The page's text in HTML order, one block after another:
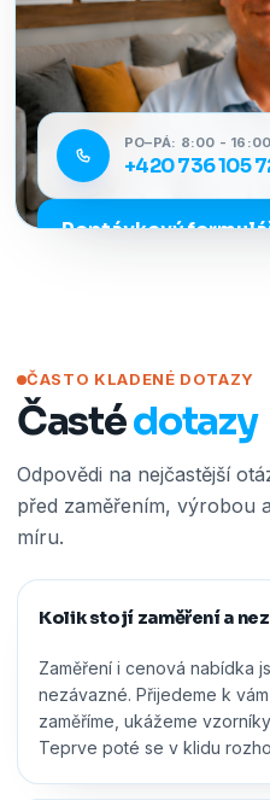
PO–PÁ: 8:00 - 16:00
+420 736 105
Poptávkový
ČASTO KLADENÉ DOTAZY
Častédotazy
Odpovědi na nejčastější
před zaměřením, výrobou
míru.
Kolik stojí zaměření a
Zaměření i cenová nabídka
nezávazné. Přijedeme k
zaměříme, ukážeme
Teprve poté se v klidu